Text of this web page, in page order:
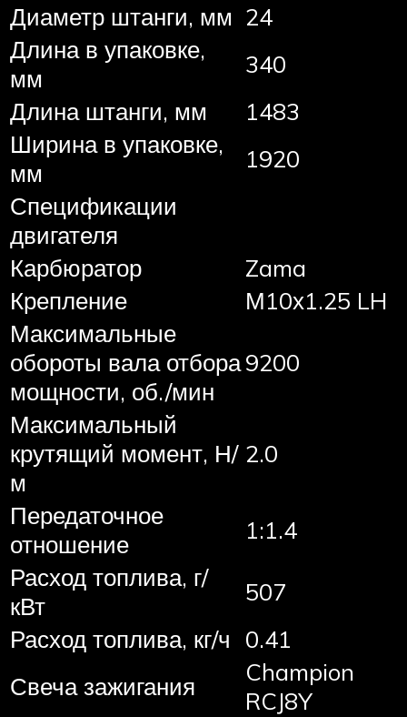
Диаметр штанги, мм 24
Длина в упаковке,
мм
340
Длина штанги, мм
1483
Ширина в упаковке,
мм
1920
Спецификации
двигателя
Карбюратор
Zama
Крепление
М10х1.25 LH
Максимальные
обороты вала отбора
мощности, об./мин
9200
Максимальный
крутящий момент, Н/
м
2.0
Передаточное
отношение
1:1.4
Расход топлива, г/
кВт
507
Расход топлива, кг/ч 0.41
Свеча зажигания
Champion
RCJ8Y